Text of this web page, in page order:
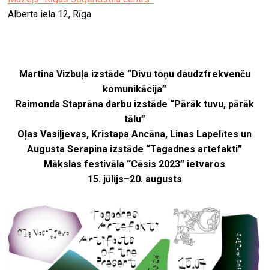
Alberta iela 12, Rīga
Martina Vizbuļa izstāde “Divu toņu daudzfrekvenču
komunikācija”
Raimonda Staprāna darbu izstāde “Pārāk tuvu, pārāk
tālu”
Oļas Vasiļjevas, Kristapa Ancāna, Linas Lapelītes un
Augusta Serapina izstāde “Tagadnes artefakti”
Mākslas festivāla “Cēsis 2023” ietvaros
15. jūlijs–20. augusts